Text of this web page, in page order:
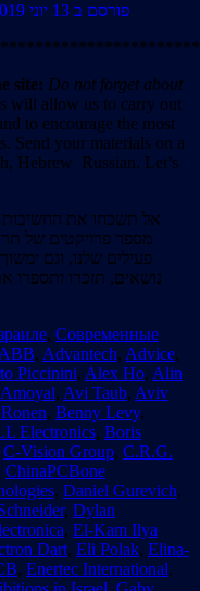
Published June 13, 2019 14:17 / פורסם ב 13 יוני 2019 14:17
site: Do not forget about
will allow us to carry out
to encourage the most
Send your materials on a
Hebrew Russian. Let’s
אל תשכחו את
מספר פרויקטים של
פעילים שלנו, וגם
נושאים, תזכרו ותספרו
, Современные
ABB, Advantech, Advice,
Piccinini, Alex Ho, Alin
, Avi Taub, Aviv
, Benny Levy,
Electronics, Boris
C-Vision Group, C.R.G.
ChinaPCBone
, Daniel Gurevich,
, Dylan
, El-Kam Ilya
Dart, Eli Polak, Elina-
, Enertec International,